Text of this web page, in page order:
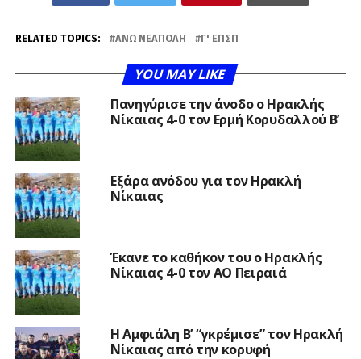
RELATED TOPICS: ΆΝΩ ΝΕΆΠΟΛΗ Γ' ΕΠΣΠ
YOU MAY LIKE
Πανηγύρισε την άνοδο ο Ηρακλής
Νίκαιας 4-0 τον Ερμή Κορυδαλλού Β’
Εξάρα ανόδου για τον Ηρακλή
Νίκαιας
Έκανε το καθήκον του ο Ηρακλής
Νίκαιας 4-0 τον ΑΟ Πειραιά
Η Αμφιάλη Β’ “γκρέμισε” τον Ηρακλή
Νίκαιας από την κορυφή